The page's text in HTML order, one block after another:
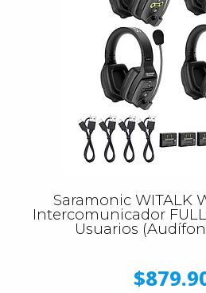
Saramonic WITALK
Intercomunicador
Usuarios